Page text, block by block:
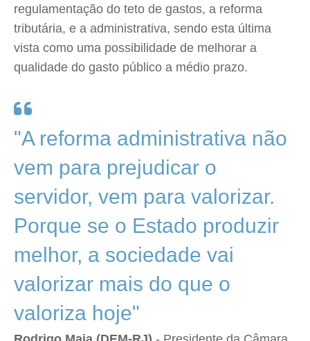
regulamentação do teto de gastos, a reforma
tributária, e a administrativa, sendo esta última
vista como uma possibilidade de melhorar a
qualidade do gasto público a médio prazo.
"A reforma administrativa não
vem para prejudicar o
servidor, vem para valorizar.
Porque se o Estado produzir
melhor, a sociedade vai
valorizar mais do que o
valoriza hoje"